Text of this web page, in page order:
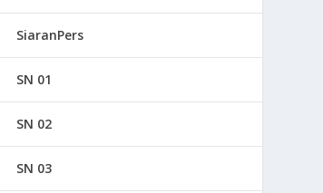
SiaranPers
SN 01
SN 02
SN 03